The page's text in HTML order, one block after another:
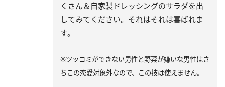
くさん＆自家製ドレッシングのサラダを出
してみてください。それはそれは喜ばれま
す。
※ツッコミができない男性と野菜が嫌いな男性はさ
ちこの恋愛対象外なので、この技は使えません。